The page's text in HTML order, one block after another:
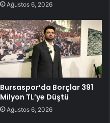
Ağustos 6, 2026
Bursaspor’da Borçlar 391
Milyon TL’ye Düştü
Ağustos 6, 2026